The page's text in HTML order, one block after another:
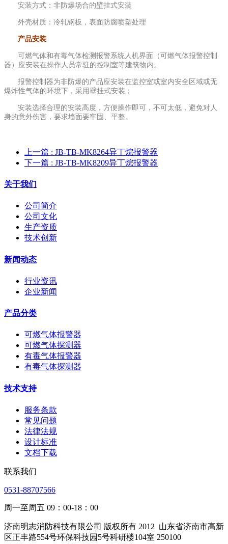
安装方式：非防爆场合的壁挂式安装
外壳材质：冷轧钢板，表面防腐喷塑处理
产品安装
可燃气体和有毒气体检测报警系统人机界面（可燃气体报警控制
器）应安装在操作人员常驻的控制室等建筑物内。
报警控制器为非防爆的产品应安装在监控室或室内安全区域或无
爆炸性气体的环境下，采用壁挂式安装；
安装选择合理的安装高度，方便操作即可，不可太低，避免对人
身的意外伤害，要求墙面要牢固、平整。
上一篇 : JB-TB-MK8264异丁烷报警器
下一篇 : JB-TB-MK8209异丁烷报警器
关于我们
公司简介
公司文化
生产资质
技术创新
新闻动态
行业资讯
企业新闻
产品分类
可燃气体报警器
可燃气体探测器
有毒气体报警器
有毒气体探测器
技术支持
服务条款
常见问题
法律法规
设计标准
文档下载
联系我们
0531-88707566
周一至周五 09：00-18：00
济南明志消防科技有限公司 版权所有 2012 山东省济南市高新
区正丰路554号环保科技园5号科研楼104室 250100